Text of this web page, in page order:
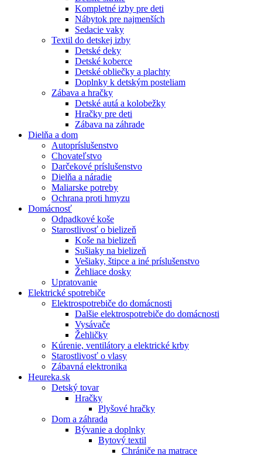
Kompletné izby pre deti
Nábytok pre najmenších
Sedacie vaky
Textil do detskej izby
Detské deky
Detské koberce
Detské obliečky a plachty
Doplnky k detským posteliam
Zábava a hračky
Detské autá a kolobežky
Hračky pre deti
Zábava na záhrade
Dielňa a dom
Autopríslušenstvo
Chovateľstvo
Darčekové príslušenstvo
Dielňa a náradie
Maliarske potreby
Ochrana proti hmyzu
Domácnosť
Odpadkové koše
Starostlivosť o bielizeň
Koše na bielizeň
Sušiaky na bielizeň
Vešiaky, štipce a iné príslušenstvo
Žehliace dosky
Upratovanie
Elektrické spotrebiče
Elektrospotrebiče do domácnosti
Dalšie elektrospotrebiče do domácnosti
Vysávače
Žehličky
Kúrenie, ventilátory a elektrické krby
Starostlivosť o vlasy
Zábavná elektronika
Heureka.sk
Detský tovar
Hračky
Plyšové hračky
Dom a záhrada
Bývanie a doplnky
Bytový textil
Chrániče na matrace